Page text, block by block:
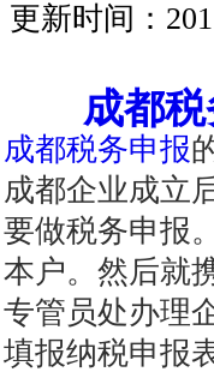
更新时间：
成都
成都税务申报
成都企业成立
要做税务申报
本户。然后就
专管员处办理
填报纳税申报